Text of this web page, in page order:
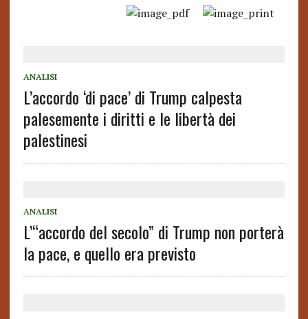
ANALISI
L’accordo ‘di pace’ di Trump calpesta
palesemente i diritti e le libertà dei
palestinesi
ANALISI
L’“accordo del secolo” di Trump non porterà
la pace, e quello era previsto